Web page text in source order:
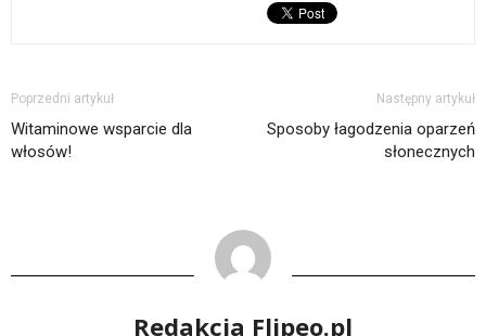
Poprzedni artykuł
Witaminowe wsparcie dla
włosów!
Następny artykuł
Sposoby łagodzenia oparzeń
słonecznych
Redakcja Flipeo.pl